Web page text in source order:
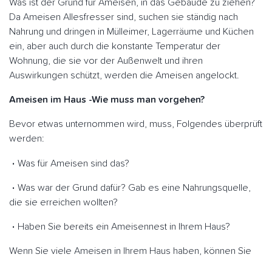
Was ist der Grund für Ameisen, in das Gebäude zu ziehen?
Da Ameisen Allesfresser sind, suchen sie ständig nach
Nahrung und dringen in Mülleimer, Lagerräume und Küchen
ein, aber auch durch die konstante Temperatur der
Wohnung, die sie vor der Außenwelt und ihren
Auswirkungen schützt, werden die Ameisen angelockt.
Ameisen im Haus -Wie muss man vorgehen?
Bevor etwas unternommen wird, muss, Folgendes überprüft
werden:
Was für Ameisen sind das?
Was war der Grund dafür? Gab es eine Nahrungsquelle,
die sie erreichen wollten?
Haben Sie bereits ein Ameisennest in Ihrem Haus?
Wenn Sie viele Ameisen in Ihrem Haus haben, können Sie